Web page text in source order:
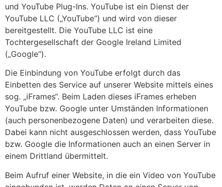
und YouTube Plug-Ins. YouTube ist ein Dienst der
YouTube LLC („YouTube“) und wird von dieser
bereitgestellt. Die YouTube LLC ist eine
Tochtergesellschaft der Google Ireland Limited
(„Google“).
Die Einbindung von YouTube erfolgt durch das
Einbetten des Service auf unserer Website mittels eines
sog. „iFrames“. Beim Laden dieses iFrames erheben
YouTube bzw. Google unter Umständen Informationen
(auch personenbezogene Daten) und verarbeiten diese.
Dabei kann nicht ausgeschlossen werden, dass YouTube
bzw. Google die Informationen auch an einen Server in
einem Drittland übermittelt.
Beim Aufruf einer Website, in die ein Video von YouTube